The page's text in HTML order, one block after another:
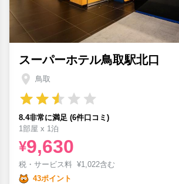
スーパーホテル鳥取駅北口
鳥取
8.4非常に満足 (6件口コミ)
1部屋 x 1泊
¥9,630
税・サービス料 ¥1,022含む
43ポイント